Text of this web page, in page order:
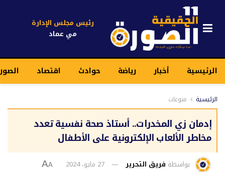
رئيس مجلس الإدارة
مي عماد
الرئيسية أخبار رياضة حوادث اقتصاد
الرئيسية منوعات
إدمان زي المخدرات.. أستاذ صحة نفسية تعدد
مخاطر الألعاب الإلكترونية على الأطفال
بواسطة فريق التحرير 27 مايو، 2024 A
A